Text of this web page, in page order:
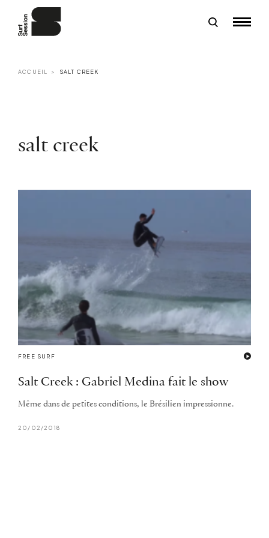
ACCUEIL SALT CREEK
salt creek
FREE SURF
Salt Creek : Gabriel Medina fait le show
Même dans de petites conditions, le Brésilien impressionne.
20/02/2018